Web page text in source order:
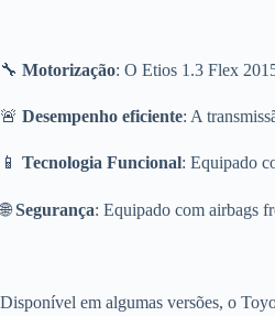
🔧 Motorização: O Etios 1.3 Flex
🚨 Desempenho eficiente: A
📱 Tecnologia Funcional: Equipado
🌐Segurança: Equipado com airbags
Disponível em algumas versões, o